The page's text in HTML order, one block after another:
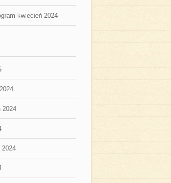
kwiecień 2024
2024
2024